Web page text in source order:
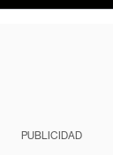
PUBLICIDAD